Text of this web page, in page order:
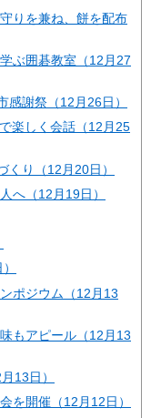
りを兼ね、餅を配布
ぶ囲碁教室（12月27
謝祭（12月26日）
楽しく会話（12月25
り（12月20日）
へ（12月19日）
ポジウム（12月13
もアピール（12月13
13日）
を開催（12月12日）